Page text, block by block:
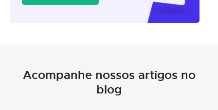
Acompanhe nossos artigos no
blog